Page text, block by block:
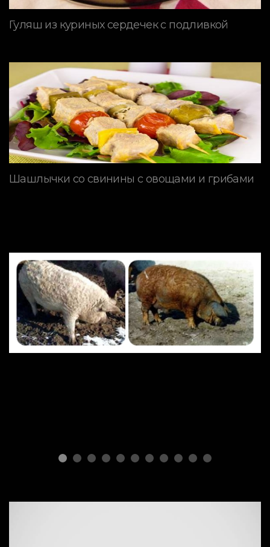
Гуляш из куриных сердечек с подливкой
Шашлычки со свинины с овощами и грибами
ПОРОДЫ СВИНЕЙ
Mangalitsa